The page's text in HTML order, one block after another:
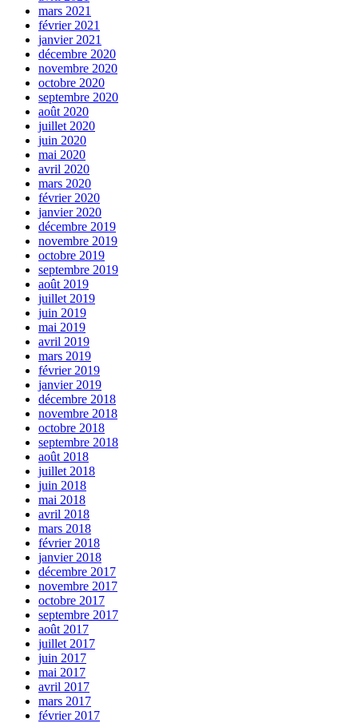
mars 2021
février 2021
janvier 2021
décembre 2020
novembre 2020
octobre 2020
septembre 2020
août 2020
juillet 2020
juin 2020
mai 2020
avril 2020
mars 2020
février 2020
janvier 2020
décembre 2019
novembre 2019
octobre 2019
septembre 2019
août 2019
juillet 2019
juin 2019
mai 2019
avril 2019
mars 2019
février 2019
janvier 2019
décembre 2018
novembre 2018
octobre 2018
septembre 2018
août 2018
juillet 2018
juin 2018
mai 2018
avril 2018
mars 2018
février 2018
janvier 2018
décembre 2017
novembre 2017
octobre 2017
septembre 2017
août 2017
juillet 2017
juin 2017
mai 2017
avril 2017
mars 2017
février 2017